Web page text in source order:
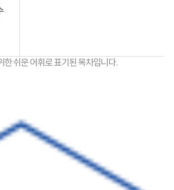
쉬운 어휘로 표기된 목차입니다.